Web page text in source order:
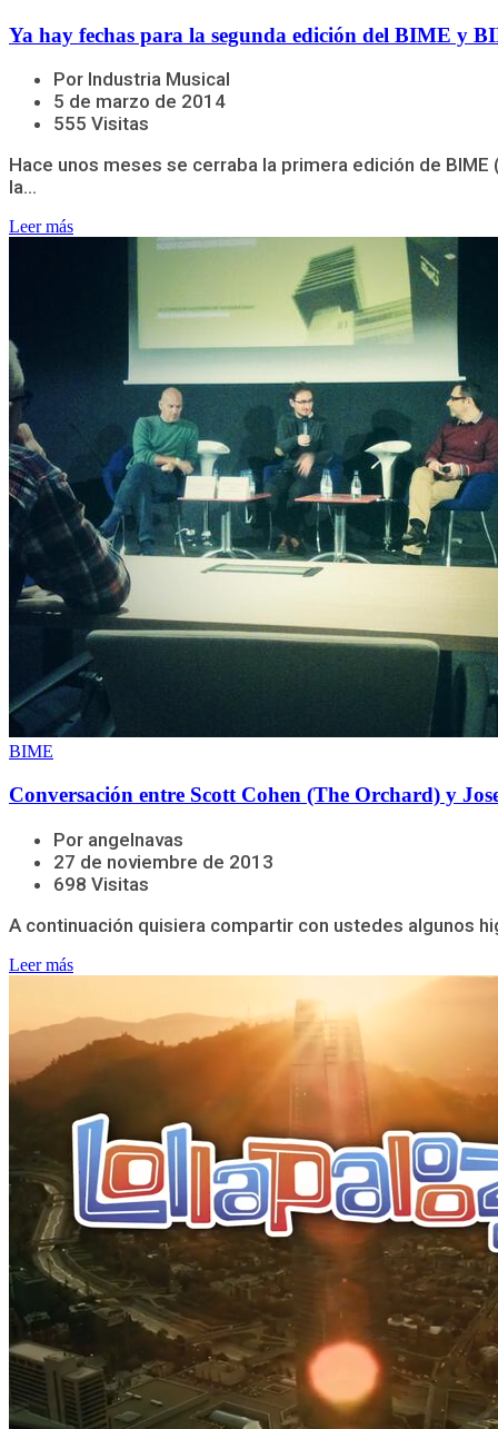
Ya hay fechas para la segunda edición del BIME y
Por Industria Musical
5 de marzo de 2014
555 Visitas
Hace unos meses se cerraba la primera edición de
la...
Leer más
BIME
Conversación entre Scott Cohen (The Orchard) y
Por angelnavas
27 de noviembre de 2013
698 Visitas
A continuación quisiera compartir con ustedes algunos
Leer más